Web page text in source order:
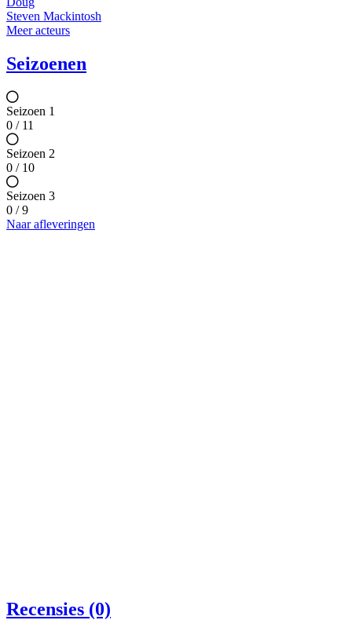
Steven Mackintosh
Meer acteurs
Seizoenen
Seizoen 1
0 / 11
Seizoen 2
0 / 10
Seizoen 3
0 / 9
Naar afleveringen
Recensies (0)